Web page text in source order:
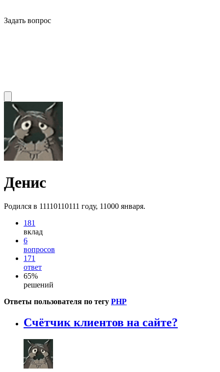
Задать вопрос
Денис
Родился в 11110110111 году, 11000 января.
181
вклад
6
вопросов
171
ответ
65%
решений
Ответы пользователя по тегу PHP
Счётчик клиентов на сайте?